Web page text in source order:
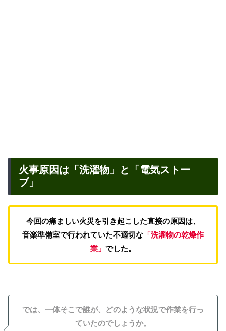
火事原因は「洗濯物」と「電気ストー
ブ」
今回の痛ましい火災を引き起こした直接の原因は、
音楽準備室で行われていた不適切な 「洗濯物の乾燥作
業」 でした。
では、一体そこで誰が、どのような状況で作業を行っ
ていたのでしょうか。